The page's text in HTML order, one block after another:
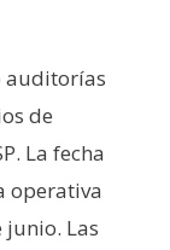
auditorías
de
La fecha
operativa
Las